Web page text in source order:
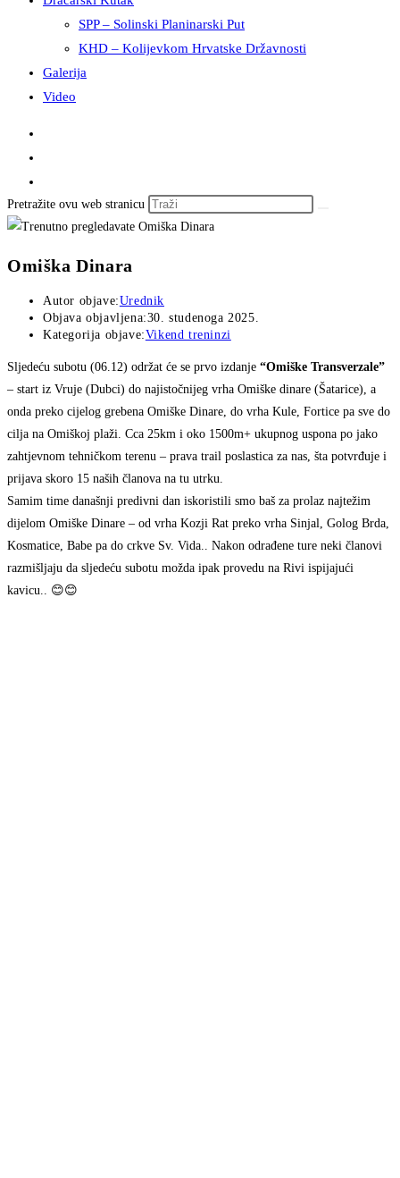
SPP – Solinski Planinarski Put
KHD – Kolijevkom Hrvatske Državnosti
Galerija
Video
Pretražite ovu web stranicu
Omiška Dinara
Autor objave:Urednik
Objava objavljena:30. studenoga 2025.
Kategorija objave:Vikend treninzi
Sljedeću subotu (06.12) održat će se prvo izdanje “Omiške Transverzale”
– start iz Vruje (Dubci) do najistočnijeg vrha Omiške dinare (Šatarice), a
onda preko cijelog grebena Omiške Dinare, do vrha Kule, Fortice pa sve do
cilja na Omiškoj plaži. Cca 25km i oko 1500m+ ukupnog uspona po jako
zahtjevnom tehničkom terenu – prava trail poslastica za nas, šta potvrđuje i
prijava skoro 15 naših članova na tu utrku.
Samim time današnji predivni dan iskoristili smo baš za prolaz najtežim
dijelom Omiške Dinare – od vrha Kozji Rat preko vrha Sinjal, Golog Brda,
Kosmatice, Babe pa do crkve Sv. Vida.. Nakon odrađene ture neki članovi
razmišljaju da sljedeću subotu možda ipak provedu na Rivi ispijajući
kavicu.. 😊😊